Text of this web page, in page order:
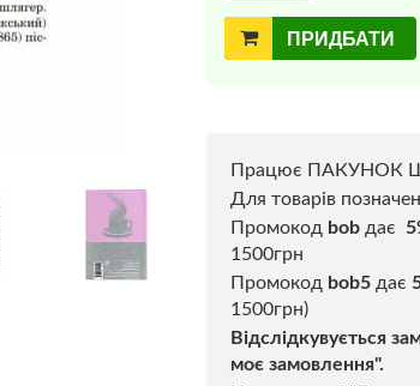
ПРИДБАТИ
Працює ПАКУНОК
Для товарів
Промокод bob дає
1500грн
Промокод bob5 дає
1500грн)
Відслідкувується
моє замовлення".